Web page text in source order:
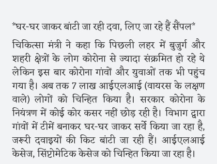
*घर-घर जाकर बांटी जा रही दवा, लिए जा रहे हैं सैंपल*
चिकित्सा मंत्री ने कहा कि पिछली लहर में बुजुर्ग और
शहरी क्षेत्रों के लोग कोरोना से ज्यादा संक्रमित हो रहे थे
लेकिन इस बार कोरोना गांवों और युवाओं तक भी पहुंच
गया है। अब तक 7 लाख आईएलआई (वायरस के लक्षण
वाले) लोगों को चिन्हित किया है। सरकार कोरोना के
नियंत्रण में कोई कोर कसर नहीं छोड़ रही है। विभाग द्वारा
गांवों में टीमें बनाकर घर-घर जाकर सर्वे किया जा रहा है,
जरूरी दवाइयों की किट बांटी जा रही हैं। आईएलआई
केसेज, सिंप्टोमेटिक केसेज को चिन्हित किया जा रहा है।